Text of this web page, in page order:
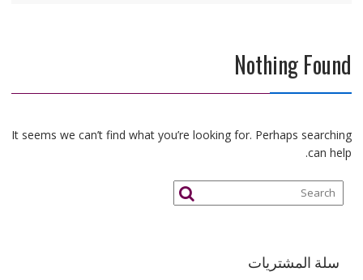
Nothing Found
It seems we can’t find what you’re looking for. Perhaps searching
can help.
سلة المشتريات